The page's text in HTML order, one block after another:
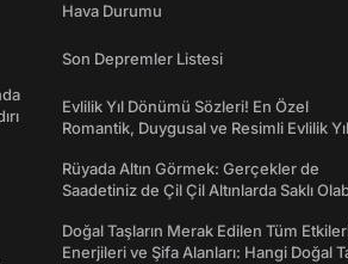
Hava Durumu
Son Depremler Listesi
Evlilik Yıl Dönümü Sözleri! En Özel
Romantik, Duygusal ve Resimli Evlilik Yıl
Rüyada Altın Görmek: Gerçekler de
Saadetiniz de Çil Çil Altınlarda Saklı
Doğal Taşların Merak Edilen Tüm
Enerjileri ve Şifa Alanları: Hangi Doğal